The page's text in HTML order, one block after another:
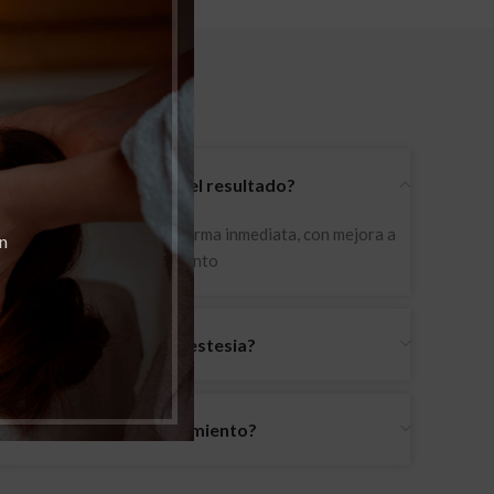
¿Cuanto tarda en verse el resultado?
El resultado es visible de forma inmediata, con mejora a
los 15 días post procedimiento
¿Es necesario aplicar anestesia?
se aplica el tratamiento?